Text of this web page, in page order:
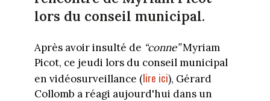
lors du conseil municipal.
Après avoir insulté de “conne”Myriam
Picot, ce jeudi lors du conseil municipal
en vidéosurveillance (lire ici), Gérard
Collomb a réagi aujourd'hui dans un